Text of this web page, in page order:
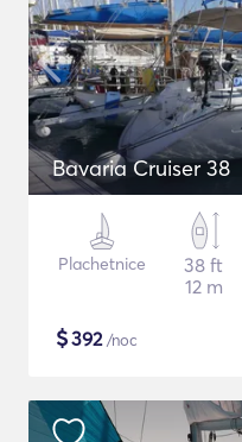
Bavaria Cruiser 38
Plachetnice
38 ft
12 m
$392/noc